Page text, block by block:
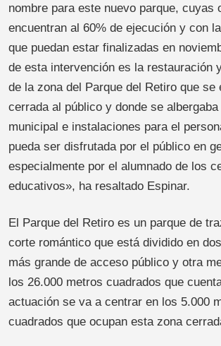
nombre para este nuevo parque, cuyas
encuentran al 60% de ejecución y con
que puedan estar finalizadas en
de esta intervención es la restauración
de la zona del Parque del Retiro que se
cerrada al público y donde se
municipal e instalaciones para el
pueda ser disfrutada por el público en
especialmente por el alumnado de los
educativos», ha resaltado Espinar.
El Parque del Retiro es un parque de
corte romántico que está dividido en
más grande de acceso público y otra
los 26.000 metros cuadrados que
actuación se va a centrar en los 5.000
cuadrados que ocupan esta zona